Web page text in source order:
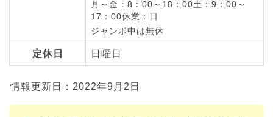
月～金：8：00～18：00土：9：00～
17：00休業：日
ジャンボ中は無休
定休日 日曜日
情報更新日：2022年9月2日